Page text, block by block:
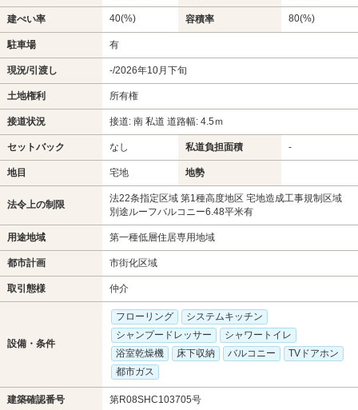
建ぺい率 40(%) 容積率 80(%)
駐車場 有
現況/引渡し -/2026年10月下旬
土地権利 所有権
接道状況 接道: 南 私道 道路幅: 4.5ｍ
セットバック なし 私道負担面積 -
地目 宅地 地勢
法令上の制限
法22条指定区域 第1種高度地区 宅地造成工事規制区域
別途ルーフバルコニー6.48平米有
用途地域 第一種低層住居専用地域
都市計画 市街化区域
取引態様 仲介
設備・条件
フローリング
システムキッチン
シャンプードレッサー
シャワートイレ
浴室乾燥機
床下収納 バルコニー
TVドアホン
都市ガス
建築確認番号 第R08SHC103705号